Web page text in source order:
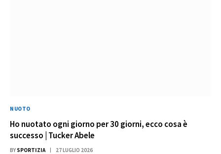
NUOTO
Ho nuotato ogni giorno per 30 giorni, ecco cosa è
successo | Tucker Abele
BY SPORTIZIA 27 LUGLIO 2026